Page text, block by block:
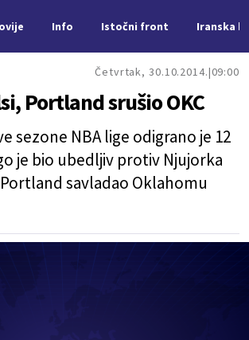
Info Istočni front Iranska
Četvrtak, 30.10.2014. 09:00
Portland srušio OKC
sezone NBA lige odigrano je 12
je bio ubedljiv protiv Njujorka
savladao Oklahomu